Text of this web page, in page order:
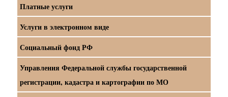
Платные услуги
Услуги в электронном виде
Социальный фонд РФ
Управления Федеральной службы государственной
регистрации, кадастра и картографии по МО